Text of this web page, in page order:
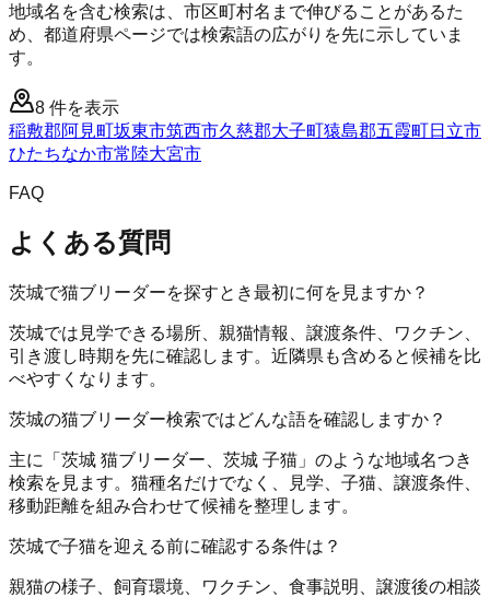
地域名を含む検索は、市区町村名まで伸びることがあるた
め、都道府県ページでは検索語の広がりを先に示していま
す。
8 件を表示
稲敷郡阿見町坂東市筑西市久慈郡大子町猿島郡五霞町日立市
ひたちなか市常陸大宮市
FAQ
よくある質問
茨城で猫ブリーダーを探すとき最初に何を見ますか？
茨城では見学できる場所、親猫情報、譲渡条件、ワクチン、
引き渡し時期を先に確認します。近隣県も含めると候補を比
べやすくなります。
茨城の猫ブリーダー検索ではどんな語を確認しますか？
主に「茨城 猫ブリーダー、茨城 子猫」のような地域名つき
検索を見ます。猫種名だけでなく、見学、子猫、譲渡条件、
移動距離を組み合わせて候補を整理します。
茨城で子猫を迎える前に確認する条件は？
親猫の様子、飼育環境、ワクチン、食事説明、譲渡後の相談